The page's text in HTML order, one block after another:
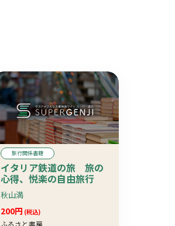
旅行関係書籍
イタリア鉄道の旅 旅の
心得、悦楽の自由旅行
秋山満
200円 (税込)
ふるさと書房